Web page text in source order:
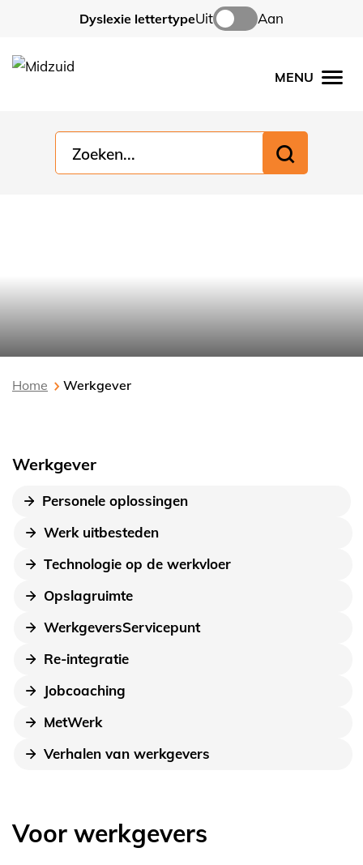
Dyslexie lettertypeUit Aan
MENU
Home Werkgever
Werkgever
Personele oplossingen
Werk uitbesteden
Technologie op de werkvloer
Opslagruimte
WerkgeversServicepunt
Re-integratie
Jobcoaching
MetWerk
Verhalen van werkgevers
Voor werkgevers